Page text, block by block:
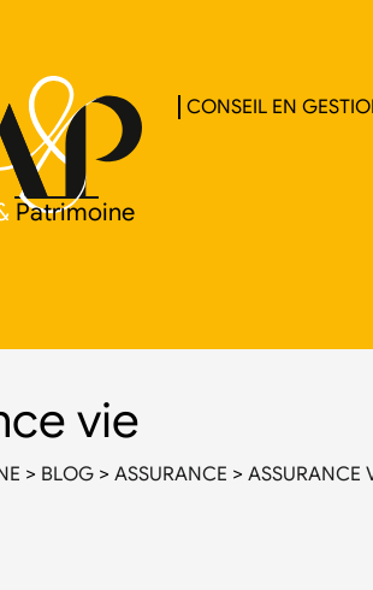
Patrimoine
CONSEIL EN
vie
> BLOG > ASSURANCE > ASSURANCE